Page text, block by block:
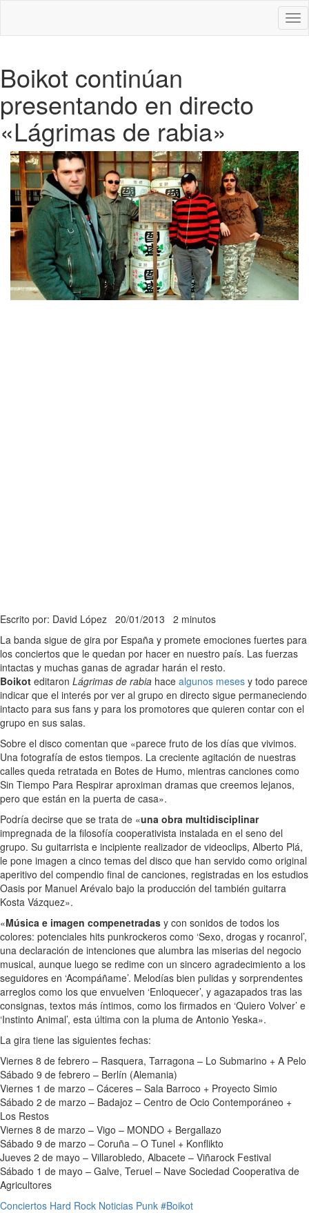
Boikot continúan
presentando en directo
«Lágrimas de rabia»
Escrito por: David López 20/01/2013 2 minutos
La banda sigue de gira por España y promete emociones fuertes para
los conciertos que le quedan por hacer en nuestro país. Las fuerzas
intactas y muchas ganas de agradar harán el resto.
Boikot editaron Lágrimas de rabia hace algunos meses y todo parece
indicar que el interés por ver al grupo en directo sigue permaneciendo
intacto para sus fans y para los promotores que quieren contar con el
grupo en sus salas.
Sobre el disco comentan que «parece fruto de los días que vivimos.
Una fotografía de estos tiempos. La creciente agitación de nuestras
calles queda retratada en Botes de Humo, mientras canciones como
Sin Tiempo Para Respirar aproximan dramas que creemos lejanos,
pero que están en la puerta de casa».
Podría decirse que se trata de «una obra multidisciplinar
impregnada de la filosofía cooperativista instalada en el seno del
grupo. Su guitarrista e incipiente realizador de videoclips, Alberto Plá,
le pone imagen a cinco temas del disco que han servido como original
aperitivo del compendio final de canciones, registradas en los estudios
Oasis por Manuel Arévalo bajo la producción del también guitarra
Kosta Vázquez».
«Música e imagen compenetradas y con sonidos de todos los
colores: potenciales hits punkrockeros como ‘Sexo, drogas y rocanrol’,
una declaración de intenciones que alumbra las miserias del negocio
musical, aunque luego se redime con un sincero agradecimiento a los
seguidores en ‘Acompáñame’. Melodías bien pulidas y sorprendentes
arreglos como los que envuelven ‘Enloquecer’, y agazapados tras las
consignas, textos más íntimos, como los firmados en ‘Quiero Volver’ e
‘Instinto Animal’, esta última con la pluma de Antonio Yeska».
La gira tiene las siguientes fechas:
Viernes 8 de febrero – Rasquera, Tarragona – Lo Submarino + A Pelo
Sábado 9 de febrero – Berlín (Alemania)
Viernes 1 de marzo – Cáceres – Sala Barroco + Proyecto Simio
Sábado 2 de marzo – Badajoz – Centro de Ocio Contemporáneo +
Los Restos
Viernes 8 de marzo – Vigo – MONDO + Bergallazo
Sábado 9 de marzo – Coruña – O Tunel + Konflikto
Jueves 2 de mayo – Villarobledo, Albacete – Viñarock Festival
Sábado 1 de mayo – Galve, Teruel – Nave Sociedad Cooperativa de
Agricultores
Conciertos Hard Rock Noticias Punk #Boikot